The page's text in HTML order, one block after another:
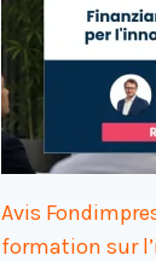
Avis
formation sur